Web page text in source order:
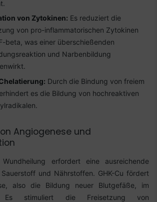
von Zytokinen: Es reduziert die
von pro-inflammatorischen Zytokinen
beta, was einer überschießenden
und Narbenbildung
Durch die Bindung von freiem
es die Bildung von hochreaktiven
Angiogenese und
erfordert eine ausreichende
und Nährstoffen. GHK-Cu fördert
also die Bildung neuer Blutgefäße, im
Es stimuliert die Freisetzung von